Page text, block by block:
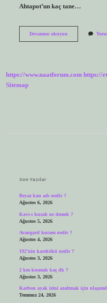
Ahtapot’un kaç tane…
Devamını okuyunAhtapotun
https://www.naatforum.com https://
Sitemap
Son Yazılar
Beyaz kan adı nedir ?
Ağustos 6, 2026
Kavs-ı kuzah ne demek ?
Ağustos 5, 2026
Avangard kuram nedir ?
Ağustos 4, 2026
192’nin karekökü nedir ?
Ağustos 3, 2026
2 km kosmak kaç dk ?
Ağustos 3, 2026
Karbon ayak izini azaltmak için
Temmuz 24, 2026